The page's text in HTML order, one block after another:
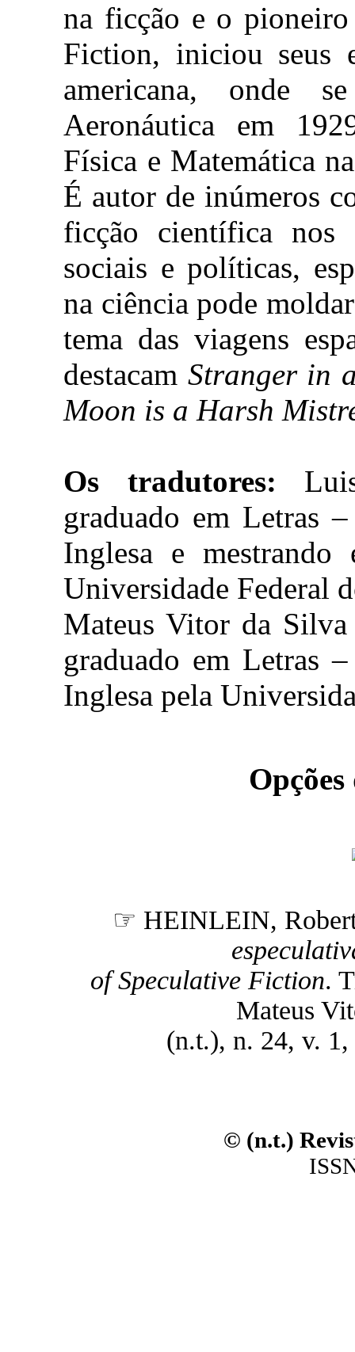
na ficção e o pioneiro
Fiction, iniciou seus
americana, onde
Aeronáutica em
Física e Matemática
É autor de inúmeros
ficção científica nos
sociais e políticas,
na ciência pode
tema das viagens
destacam Stranger in
Moon is a Harsh
Os tradutores:
graduado em Letras
Inglesa e mestrando
Universidade Federal
Mateus Vitor da
graduado em Letras
Inglesa pela
☞ HEINLEIN,
of Speculative Fiction.
Mateus
(n.t.), n. 24, v.
© (n.t.)